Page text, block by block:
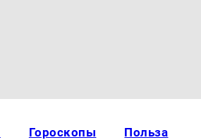
Гороскопы Польза